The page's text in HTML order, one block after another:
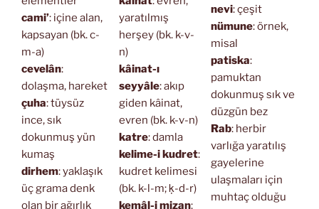
cami’: içine alan,
kapsayan (bk. c-
m-a)
cevelân:
dolaşma, hareket
çuha: tüysüz
ince, sık
dokunmuş yün
kumaş
dirhem: yaklaşık
üç grama denk
olan bir ağırlık
yaratılmış
herşey (bk. k-v-
n)
kâinat-ı
seyyâle: akıp
giden kâinat,
evren (bk. k-v-n)
katre: damla
kelime-i kudret:
kudret kelimesi
(bk. k-l-m; ḳ-d-r)
kemâl-i mizan:
nevi: çeşit
nümune: örnek,
misal
patiska:
pamuktan
dokunmuş sık ve
düzgün bez
Rab: herbir
varlığa yaratılış
gayelerine
ulaşmaları için
muhtaç olduğu